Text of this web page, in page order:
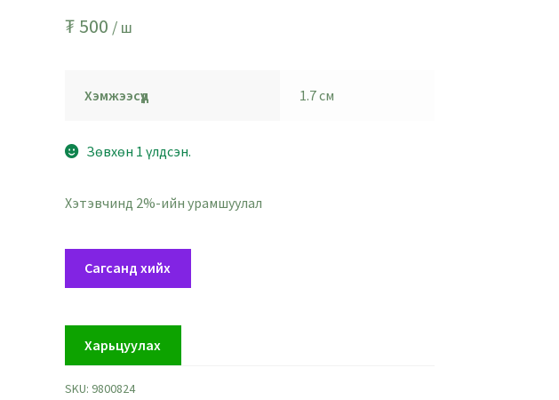
₮500 / ш
Хэмжээсүүд 1.7 см
Зөвхөн 1 үлдсэн.
Хэтэвчинд 2%-ийн урамшуулал
-
голч
1.7
см
Сагсанд хийх
Харьцуулах
SKU: 9800824